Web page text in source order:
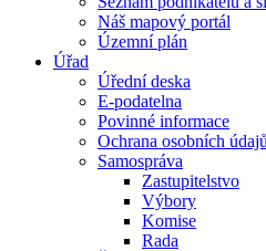
Náš mapový portál
Územní plán
Úřad
Úřední deska
E-podatelna
Povinné informace
Ochrana osobních
Samospráva
Zastupitelstvo
Výbory
Komise
Rada